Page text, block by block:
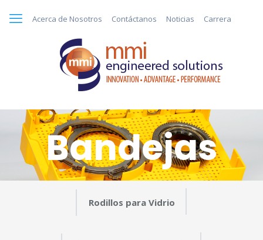
Acerca de Nosotros Contáctanos Noticias Carrera
Bandejas
Rodillos para Vidrio